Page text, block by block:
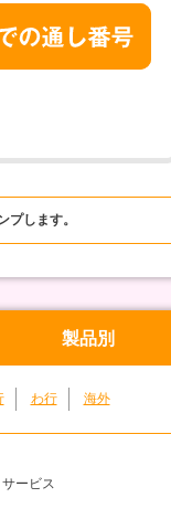
します。
製品別
わ行 海外
ービス